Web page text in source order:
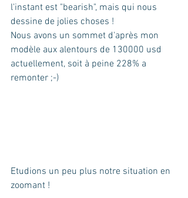
l'instant est "bearish", mais qui nous
dessine de jolies choses !
Nous avons un sommet d'après mon
modèle aux alentours de 130000 usd
actuellement, soit à peine 228% a
remonter ;-)
Etudions un peu plus notre situation en
zoomant !